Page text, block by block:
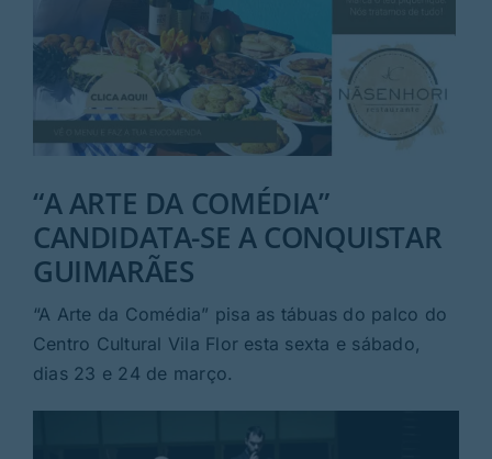
Desporto
Rubricas
Jornal
“A ARTE DA COMÉDIA”
CANDIDATA-SE A CONQUISTAR
GUIMARÃES
“A Arte da Comédia” pisa as tábuas do palco do
Centro Cultural Vila Flor esta sexta e sábado,
dias 23 e 24 de março.